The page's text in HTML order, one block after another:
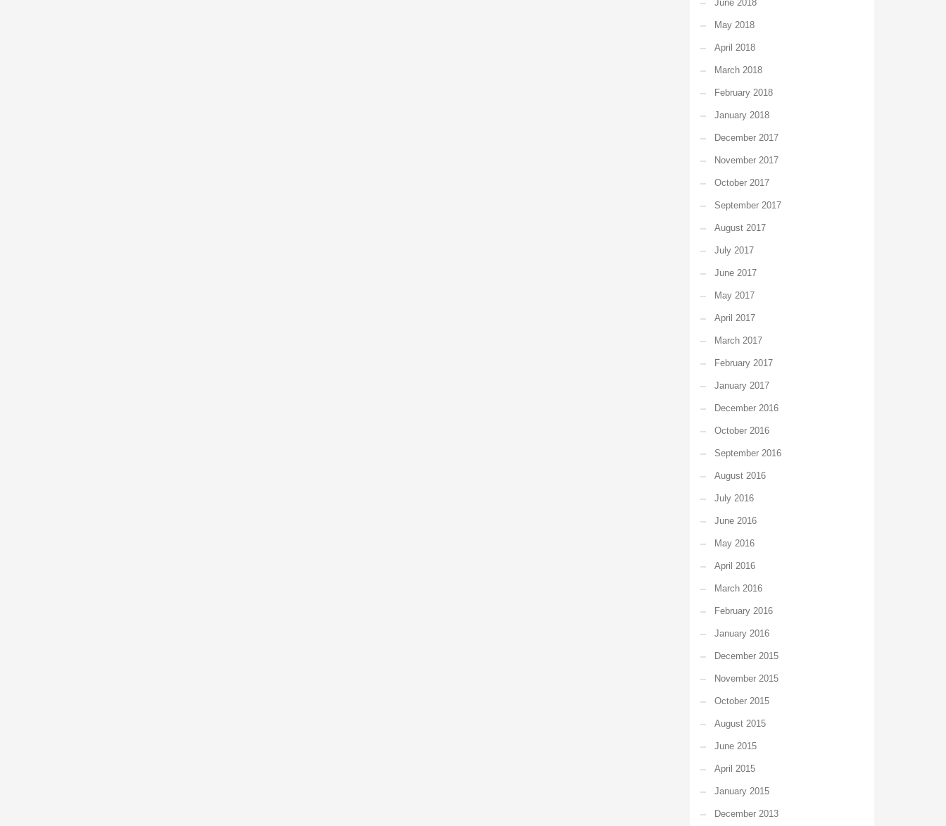
June 2018
May 2018
April 2018
March 2018
February 2018
January 2018
December 2017
November 2017
October 2017
September 2017
August 2017
July 2017
June 2017
May 2017
April 2017
March 2017
February 2017
January 2017
December 2016
October 2016
September 2016
August 2016
July 2016
June 2016
May 2016
April 2016
March 2016
February 2016
January 2016
December 2015
November 2015
October 2015
August 2015
June 2015
April 2015
January 2015
December 2013